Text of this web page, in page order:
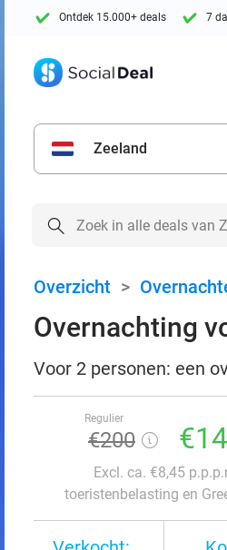
Ontdek 15.000+ deals 7
Zeeland
Overzicht >
Overnachting
Voor 2 personen: een
Regulier
€200
Excl. ca. €8,45
toeristenbelasting en